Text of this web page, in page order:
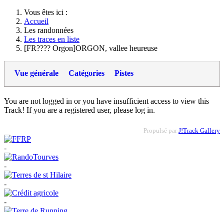
Vous êtes ici :
Accueil
Les randonnées
Les traces en liste
[FR???? Orgon]ORGON, vallee heureuse
Vue générale Catégories Pistes
You are not logged in or you have insufficient access to view this
Track! If you are a registered user, please log in.
Propulsé par J!Track Gallery
-
-
-
-